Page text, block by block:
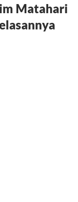
Matahari